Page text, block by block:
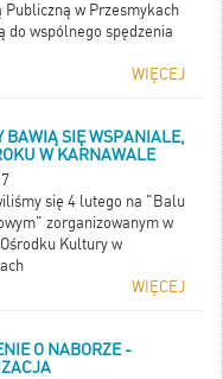
Publiczną w Przesmykach
do wspólnego spędzenia
WIĘCEJ
BAWIĄ SIĘ WSPANIALE,
W KARNAWALE
się 4 lutego na "Balu
zorganizowanym w
Kultury w
WIĘCEJ
O NABORZE -